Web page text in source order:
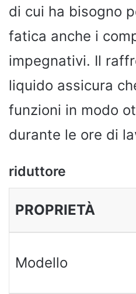
di cui ha bisogno
fatica anche i
impegnativi. Il
liquido assicura
funzioni in modo
durante le ore di
riduttore
PROPRIETÀ
Modello